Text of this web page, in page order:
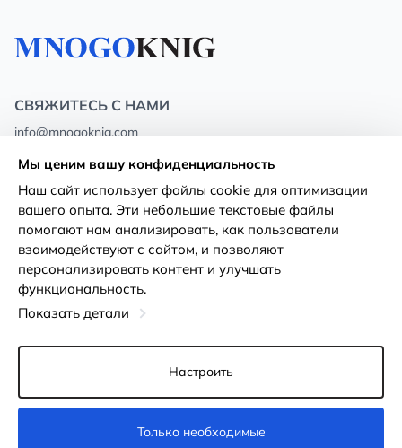
СВЯЖИТЕСЬ С НАМИ
info@mnogoknig.com
Rīga, Augusta Deglava 69d, LV-1082
О нас
Магазины
Доставка и оплата
Карты лояльности
Политика
конфиденциальности
Условия использования
Возврат товара
Настройки файлов cookie
Мы ценим вашу конфиденциальность
Наш сайт использует файлы cookie для оптимизации
вашего опыта. Эти небольшие текстовые файлы
помогают нам анализировать, как пользователи
взаимодействуют с сайтом, и позволяют
персонализировать контент и улучшать
функциональность.
Показать детали
Настроить
Только необходимые